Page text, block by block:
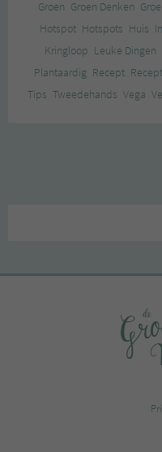
Groen Groen Denken
Hotspot Hotspots Huis
Kringloop Leuke Dingen
Plantaardig Recept
Tips Tweedehands Vega